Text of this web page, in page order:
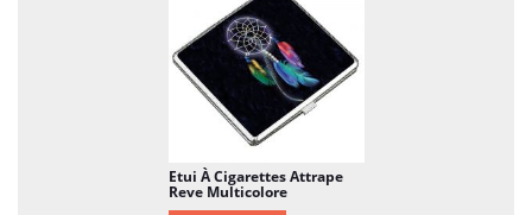
Etui À Cigarettes Attrape
Reve Multicolore